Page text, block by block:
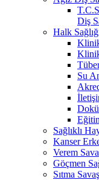
Diş
Halk
Su
Sağlıklı
Kanser
Verem
Göçmen
Sıtma